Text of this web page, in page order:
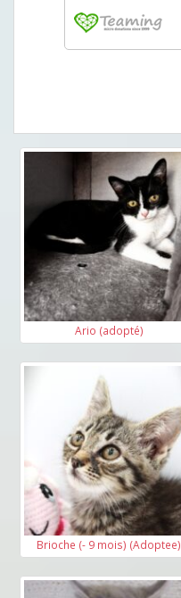
Ario (adopté)
Brioche (- 9 mois) (Adoptee)